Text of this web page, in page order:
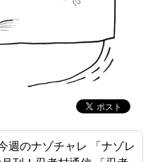
週のナゾチャレ 「ナゾレ